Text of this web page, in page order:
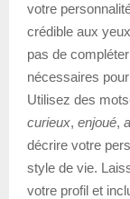
votre
crédible aux
pas de
nécessaires
Utilisez des
curieux, enjoué,
décrire votre
style de vie.
votre profil et